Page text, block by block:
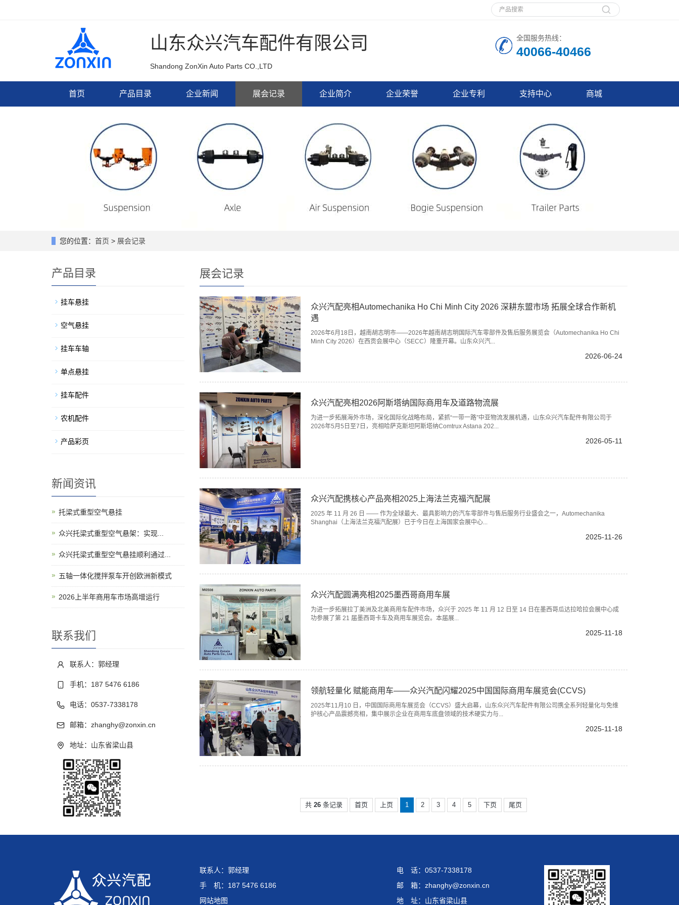
山东众兴汽车配件有限公司
Shandong ZonXin Auto Parts CO.,LTD
全国服务热线：
40066-40466
首页 产品目录 企业新闻 展会记录 企业简介 企业荣誉 企业专利 支持中心 商城
您的位置： 首页 > 展会记录
展会记录
众兴汽配亮相Automechanika Ho Chi Minh City 2026 深耕东盟市场 拓展全球合作新机
遇
2026年6月18日，越南胡志明市——2026年越南胡志明国际汽车零部件及售后服务展览会（Automechanika Ho Chi
Minh City 2026）在西贡会展中心（SECC）隆重开幕。山东众兴汽...
2026-06-24
众兴汽配亮相2026阿斯塔纳国际商用车及道路物流展
为进一步拓展海外市场，深化国际化战略布局，紧抓“一带一路”中亚物流发展机遇，山东众兴汽车配件有限公司于
2026年5月5日至7日，亮相哈萨克斯坦阿斯塔纳Comtrux Astana 202...
2026-05-11
众兴汽配携核心产品亮相2025上海法兰克福汽配展
2025 年 11 月 26 日 —— 作为全球最大、最具影响力的汽车零部件与售后服务行业盛会之一，Automechanika
Shanghai（上海法兰克福汽配展）已于今日在上海国家会展中心...
2025-11-26
众兴汽配圆满亮相2025墨西哥商用车展
为进一步拓展拉丁美洲及北美商用车配件市场，众兴于 2025 年 11 月 12 日至 14 日在墨西哥瓜达拉哈拉会展中心成
功参展了第 21 届墨西哥卡车及商用车展览会。本届展...
2025-11-18
领航轻量化 赋能商用车——众兴汽配闪耀2025中国国际商用车展览会(CCVS)
2025年11月10 日，中国国际商用车展览会（CCVS）盛大启幕，山东众兴汽车配件有限公司携全系列轻量化与免维
护核心产品震撼亮相，集中展示企业在商用车底盘领域的技术硬实力与...
2025-11-18
共26 条记录 首页 上页 1 2 3 4 5 下页 尾页
产品目录
挂车悬挂
空气悬挂
挂车车轴
单点悬挂
挂车配件
农机配件
产品彩页
新闻资讯
托梁式重型空气悬挂
​众兴托梁式重型空气悬架：实现...
众兴托梁式重型空气悬挂顺利通过...
五轴一体化搅拌泵车开创欧洲新模式
2026上半年商用车市场高增运行
联系我们
联系人：郭经理
手机：187 5476 6186
电话：0537-7338178
邮箱：zhanghy@zonxin.cn
地址：山东省梁山县
联系人：郭经理
手 机：187 5476 6186
网站地图
电 话：0537-7338178
邮 箱：zhanghy@zonxin.cn
地 址：山东省梁山县